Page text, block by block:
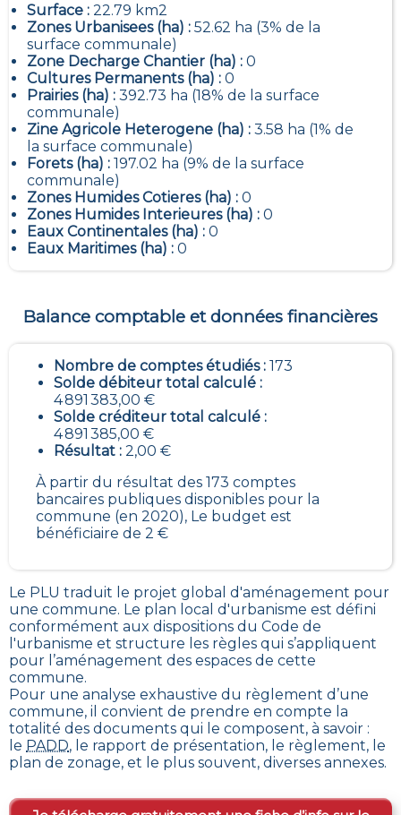
Surface : 22.79 km2
Zones Urbanisees (ha) : 52.62 ha (3% de la
surface communale)
Zone Decharge Chantier (ha) : 0
Cultures Permanents (ha) : 0
Prairies (ha) : 392.73 ha (18% de la surface
communale)
Zine Agricole Heterogene (ha) : 3.58 ha (1% de
la surface communale)
Forets (ha) : 197.02 ha (9% de la surface
communale)
Zones Humides Cotieres (ha) : 0
Zones Humides Interieures (ha) : 0
Eaux Continentales (ha) : 0
Eaux Maritimes (ha) : 0
Balance comptable et données financières
Nombre de comptes étudiés : 173
Solde débiteur total calculé :
4 891 383,00 €
Solde créditeur total calculé :
4 891 385,00 €
Résultat : 2,00 €
À partir du résultat des 173 comptes
bancaires publiques disponibles pour la
commune (en 2020), Le budget est
bénéficiaire de 2 €
Le PLU traduit le projet global d'aménagement pour
une commune. Le plan local d'urbanisme est défini
conformément aux dispositions du Code de
l'urbanisme et structure les règles qui s’appliquent
pour l’aménagement des espaces de cette
commune.
Pour une analyse exhaustive du règlement d’une
commune, il convient de prendre en compte la
totalité des documents qui le composent, à savoir :
le PADD, le rapport de présentation, le règlement, le
plan de zonage, et le plus souvent, diverses annexes.